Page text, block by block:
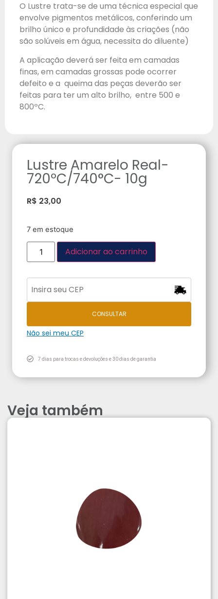
O Lustre trata-se de uma técnica especial que
envolve pigmentos metálicos, conferindo um
brilho único e profundidade às criações (não
são solúveis em água, necessita do diluente)
A aplicação deverá ser feita em camadas
finas, em camadas grossas pode ocorrer
defeito e a queima das peças deverão ser
feitas para ter um alto brilho, entre 500 e
800ºC.
Lustre Amarelo Real-
720ºC/740°C- 10g
R$ 23,00
7 em estoque
Adicionar ao carrinho
CONSULTAR
Não sei meu CEP
7 dias para trocas e devoluções e 30 dias de garantia
Veja também